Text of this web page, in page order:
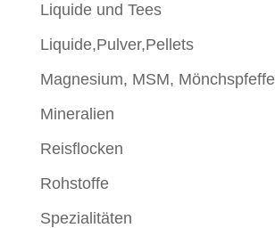
Liquide und Tees
Liquide,Pulver,Pellets
Magnesium, MSM,
Mineralien
Reisflocken
Rohstoffe
Spezialitäten